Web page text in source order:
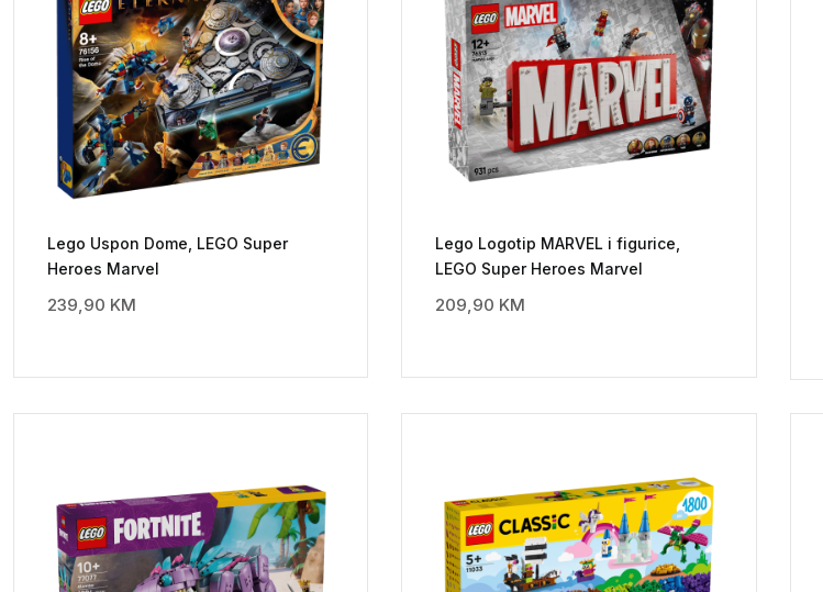
Lego Uspon Dome, LEGO Super
Heroes Marvel
239,90 KM
Lego Logotip MARVEL i figurice,
LEGO Super Heroes Marvel
209,90 KM